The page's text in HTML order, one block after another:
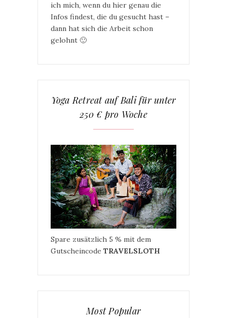
ich mich, wenn du hier genau die
Infos findest, die du gesucht hast –
dann hat sich die Arbeit schon
gelohnt 🙂
Yoga Retreat auf Bali für unter
250 € pro Woche
Spare zusätzlich 5 % mit dem
Gutscheincode TRAVELSLOTH
Most Popular